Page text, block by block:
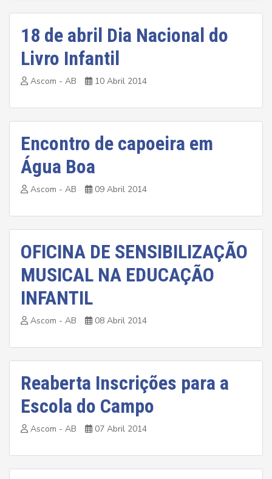
18 de abril Dia Nacional do
Livro Infantil
Ascom - AB 10 Abril 2014
Encontro de capoeira em
Água Boa
Ascom - AB 09 Abril 2014
OFICINA DE SENSIBILIZAÇÃO
MUSICAL NA EDUCAÇÃO
INFANTIL
Ascom - AB 08 Abril 2014
Reaberta Inscrições para a
Escola do Campo
Ascom - AB 07 Abril 2014